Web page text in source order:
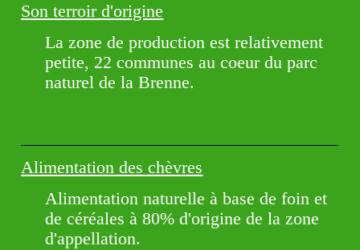
Son terroir d'origine
La zone de production est relativement
petite, 22 communes au coeur du parc
naturel de la Brenne.
Alimentation des chèvres
Alimentation naturelle à base de foin et
de céréales à 80% d'origine de la zone
d'appellation.